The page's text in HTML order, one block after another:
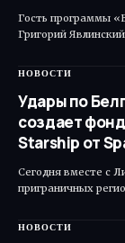
Гость программы
Григорий
НОВОСТИ
Удары по
создает
Starship от
Сегодня вместе с
приграничных
НОВОСТИ